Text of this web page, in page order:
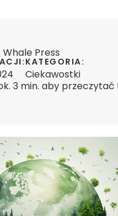
Press
KATEGORIA:
Ciekawostki
3 min. aby